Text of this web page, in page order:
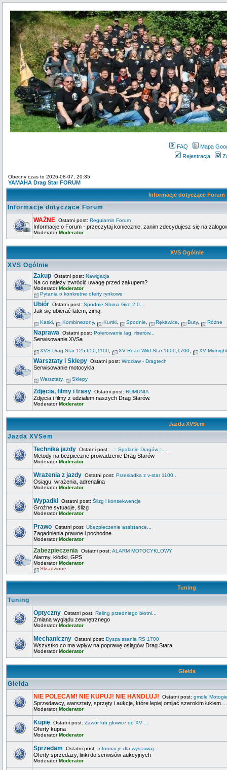
FAQ
Mapa
Rejestracja
Obecny czas to 2026-08-07, 20:35
YAMAHA Drag Star FORUM
Informacje dotyczące Forum
Informacje dotyczące Forum
WAŻNE Ostatni post: Regulamin Forum
Informacje o Forum - przeczytaj koniecznie, zanim zdecydujesz się na
ModeratorModerator
XVS Ogólnie
XVS Ogólnie
Zakup Ostatni post: Nawigacja
Na co należy zwrócić uwagę przed zakupem?
ModeratorModerator
Pytania o konkretne oferty rynkowe
Ubiór Ostatni post: Spodnie Shima Giro 2.0...
Jak się ubierać latem, zimą.
Kaski Kombinezony, Kurtki Spodnie Rękawice Buty, Różne
Naprawa Ostatni post: Polerowanie lag, riserów...
Serwisowanie XVSa
XVS Drag Star 125,650,1100 XV Road Wild Star 1600,1700 XV
Warsztaty i Sklepy Ostatni post: Wrocław - Dragtech
Serwisowanie motocykla
Warsztaty, Sklepy
Zdjęcia, filmy i trasy Ostatni post: RUMUNIA
Zdjęcia i filmy z udziałem naszych Drag Starów.
ModeratorModerator
Jazda XVSem
Jazda XVSem
Technika jazdy Ostatni post: ..:: Spalanie Dragów ::....
Metody na bezpieczne prowadzenie Drag Starów
ModeratorModerator
Wrażenia z jazdy Ostatni post: Przesiadka z v-star 1100...
Osiągu, wrażenia, adrenalina
ModeratorModerator
Wypadki Ostatni post: Ślizg i konsekwencje
Groźne sytuacje, ślizg
ModeratorModerator
Prawo Ostatni post: Ubezpieczenie assistance...
Zagadnienia prawne i pochodne
ModeratorModerator
Zabezpieczenia Ostatni post: ALARM MOTOCYKLOWY
Alarmy, kłódki, GPS
ModeratorModerator
Skradzione
Tuning
Tuning
Optyczny Ostatni post: Reling przedniego błotni...
Zmiana wyglądu zewnętrznego
ModeratorModerator
Mechaniczny Ostatni post: Dysza ssania RS 1700
Wszystko co ma wpływ na poprawę osiągów Drag Stara
ModeratorModerator
Giełda
Giełda
NIE POLECAM! NIE KUPUJ! NIE HANDLUJ! Ostatni post: gmole
Sprzedawcy, warsztaty, sprzęty i aukcje, które lepiej omijać szerokim
ModeratorModerator
Kupię Ostatni post: Zawór lub głowice do XV ...
Oferty kupna
ModeratorModerator
Sprzedam Ostatni post: Informacje dla wystawiaj...
Oferty sprzedaży, linki do serwisów aukcyjnych
ModeratorModerator